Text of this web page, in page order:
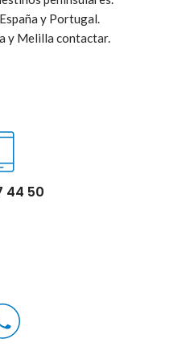
y Portugal.
y Melilla contactar.
44 50